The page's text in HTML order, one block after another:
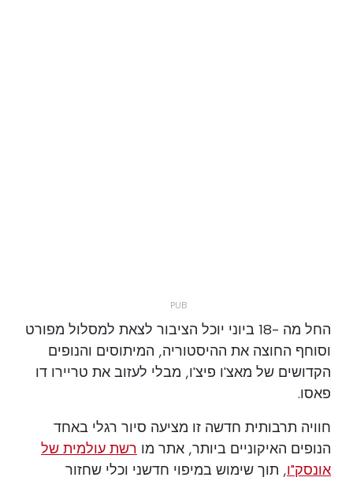
החל מה -18 ביוני יוכל הציבור לצאת למסלול מפורט
וסוחף החוצה את ההיסטוריה, המיתוסים והנופים
הקדושים של מאצ'ו פיצ'ו, מבלי לעזוב את טריירו דו
פאסו.
חוויה תרבותית חדשה זו מציעה סיור רגלי באחד
הנופים האיקוניים ביותר, אתר מו רשת עולמית של
אונסק"ו, תוך שימוש במיפוי חדשני וכלי שחזור